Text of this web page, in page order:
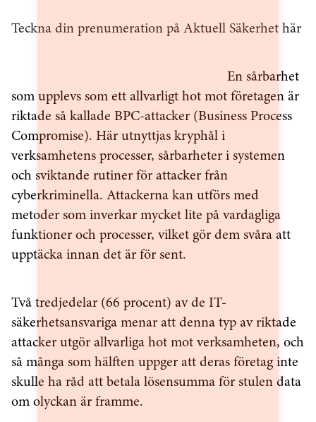
Teckna din prenumeration på Aktuell Säkerhet här
En sårbarhet
som upplevs som ett allvarligt hot mot företagen är
riktade så kallade BPC-attacker (Business Process
Compromise). Här utnyttjas kryphål i
verksamhetens processer, sårbarheter i systemen
och sviktande rutiner för attacker från
cyberkriminella. Attackerna kan utförs med
metoder som inverkar mycket lite på vardagliga
funktioner och processer, vilket gör dem svåra att
upptäcka innan det är för sent.
Två tredjedelar (66 procent) av de IT-
säkerhetsansvariga menar att denna typ av riktade
attacker utgör allvarliga hot mot verksamheten, och
så många som hälften uppger att deras företag inte
skulle ha råd att betala lösensumma för stulen data
om olyckan är framme.